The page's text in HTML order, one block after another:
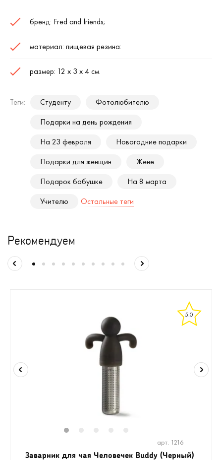
бренд: Fred and friends;
материал: пищевая резина:
размер: 12 х 3 х 4 см.
Теги: Студенту
Фотолюбителю
Подарки на день рождения
На 23 февраля
Новогодние подарки
Подарки для женщин
Жене
Подарок бабушке
На 8 марта
Учителю
Остальные теги
Рекомендуем
5.0
арт. 1216
Заварник для чая Человечек Buddy (Черный)